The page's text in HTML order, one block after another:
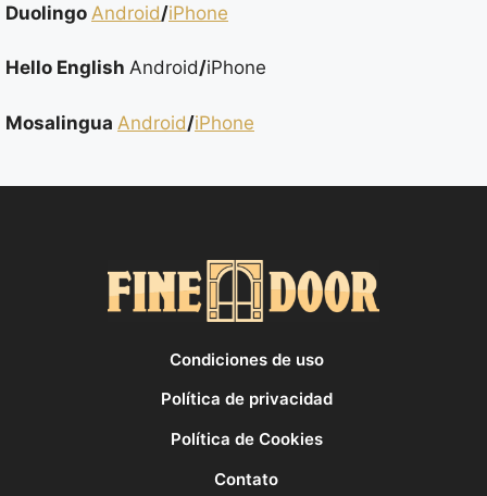
Duolingo Android/iPhone
Hello English Android/iPhone
Mosalingua Android/iPhone
Condiciones de uso
Política de privacidad
Política de Cookies
Contato